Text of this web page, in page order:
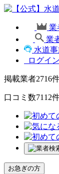
業
業
水道
ログイン
掲載業者2716
口コミ数7112
お急ぎの方